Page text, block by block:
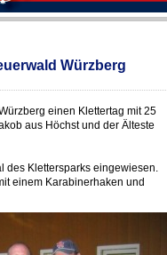
Würzberg
einen Klettertag mit 25
aus Höchst und der Älteste
des Klettersparks eingewiesen.
einem Karabinerhaken und